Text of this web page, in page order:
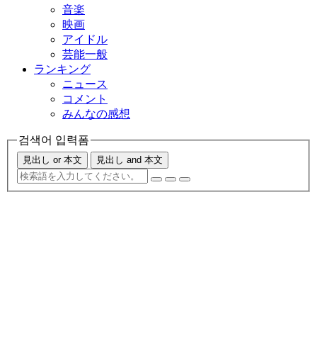
音楽
映画
アイドル
芸能一般
ランキング
ニュース
コメント
みんなの感想
검색어 입력폼
見出し or 本文 見出し and 本文